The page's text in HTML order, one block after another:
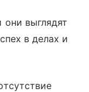
выглядят
в делах и